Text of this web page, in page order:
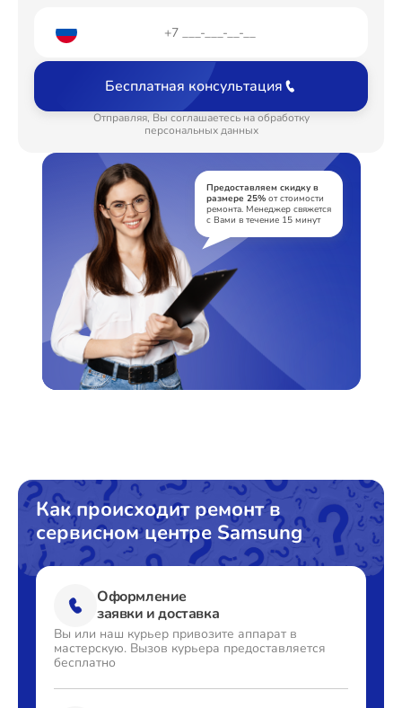
Замена амортизаторов от 2000₽
Замена подшипников от 2800₽
Ремонт/замена датчика температуры от 1100₽
Замена блока управления от 1800₽
Ремонт или замена дозатора моющих средств
Замена заливного клапана
Замена заливного шланга
Замена прессостата
Замена сливного насоса от 1550₽
Замена УБЛ от 1100₽
Замена приводного ремня от 750₽
Бесплатная консультация
Отправляя, Вы соглашаетесь на обработку
персональных данных
Предоставляем скидку в
размере 25%от стоимости
ремонта. Менеджер свяжется
с Вами в течение 15 минут
Как происходит ремонт в
сервисном центре Samsung
Оформление
заявки и доставка
Вы или наш курьер привозите аппарат в
мастерскую. Вызов курьера предоставляется
бесплатно